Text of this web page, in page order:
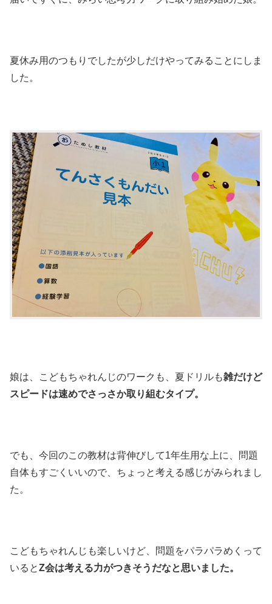
夏休み用のつもりでしたが少しだけやってみることにしま
した。
娘は、こどもちゃれんじのワークも、夏ドリルも雑だけど
スピードは速めでさっさか取り組むタイプ。
でも、今回のこの教材は背伸びして1年生用な上に、問題
自体もすごくいいので、ちょっと考える感じがみられまし
た。
こどもちゃれんじも楽しいけど、問題をパラパラめくって
いるとZ会は考える力がつきそうだなと思いました。